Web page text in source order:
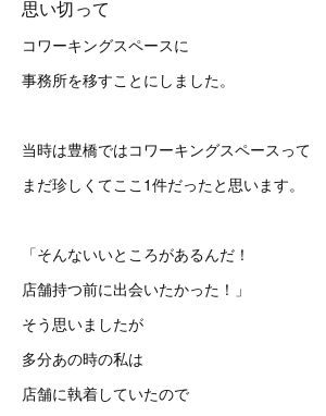
思い切って
コワーキングスペースに
事務所を移すことにしました。
当時は豊橋ではコワーキングスペースって
まだ珍しくてここ1件だったと思います。
「そんないいところがあるんだ！
店舗持つ前に出会いたかった！」
そう思いましたが
多分あの時の私は
店舗に執着していたので